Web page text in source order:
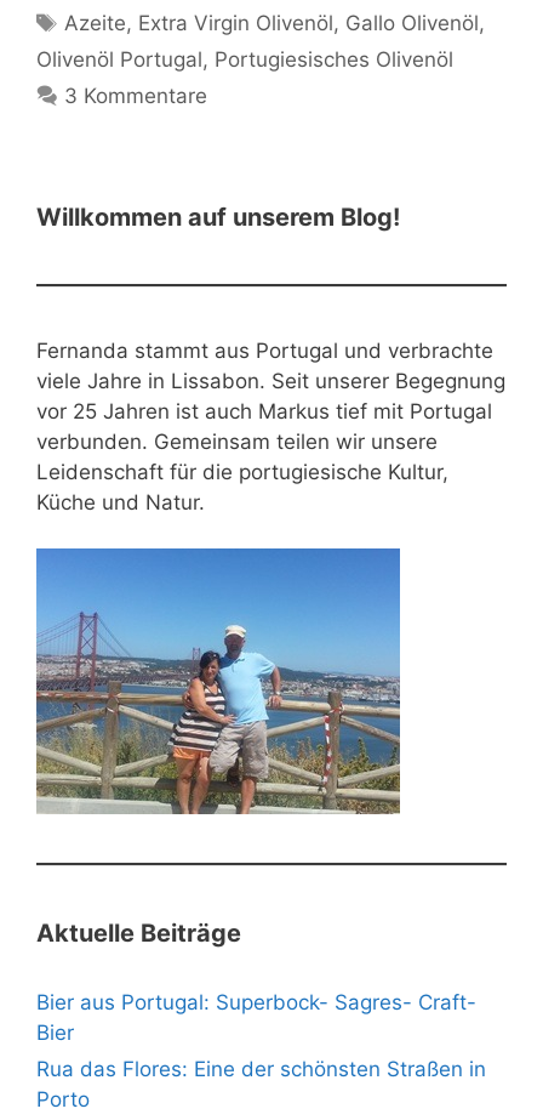
Schlagwörter
Azeite, Extra Virgin Olivenöl, Gallo Olivenöl,
Olivenöl Portugal, Portugiesisches Olivenöl
3 Kommentare
Willkommen auf unserem Blog!
Fernanda stammt aus Portugal und verbrachte
viele Jahre in Lissabon. Seit unserer Begegnung
vor 25 Jahren ist auch Markus tief mit Portugal
verbunden. Gemeinsam teilen wir unsere
Leidenschaft für die portugiesische Kultur,
Küche und Natur.
Aktuelle Beiträge
Bier aus Portugal: Superbock- Sagres- Craft-
Bier
Rua das Flores: Eine der schönsten Straßen in
Porto